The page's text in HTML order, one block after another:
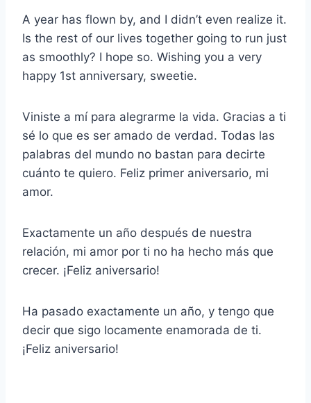
A year has flown by, and I didn’t even realize it.
Is the rest of our lives together going to run just
as smoothly? I hope so. Wishing you a very
happy 1st anniversary, sweetie.
Viniste a mí para alegrarme la vida. Gracias a ti
sé lo que es ser amado de verdad. Todas las
palabras del mundo no bastan para decirte
cuánto te quiero. Feliz primer aniversario, mi
amor.
Exactamente un año después de nuestra
relación, mi amor por ti no ha hecho más que
crecer. ¡Feliz aniversario!
Ha pasado exactamente un año, y tengo que
decir que sigo locamente enamorada de ti.
¡Feliz aniversario!